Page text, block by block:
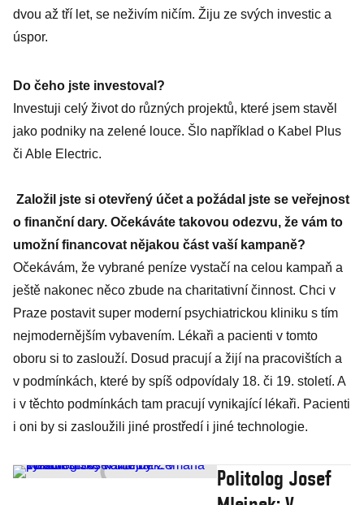
dvou až tří let, se neživím ničím. Žiju ze svých investic a
úspor.
Do čeho jste investoval?
Investuji celý život do různých projektů, které jsem stavěl
jako podniky na zelené louce. Šlo například o Kabel Plus
či Able Electric.
Založil jste si otevřený účet a požádal jste se veřejnost
o finanční dary. Očekáváte takovou odezvu, že vám to
umožní financovat nějakou část vaší kampaně?
Očekávám, že vybrané peníze vystačí na celou kampaň a
ještě nakonec něco zbude na charitativní činnost. Chci v
Praze postavit super moderní psychiatrickou kliniku s tím
nejmodernějším vybavením. Lékaři a pacienti v tomto
oboru si to zaslouží. Dosud pracují a žijí na pracovištích a
v podmínkách, které by spíš odpovídaly 18. či 19. století. A
i v těchto podmínkách tam pracují vynikající lékaři. Pacienti
i oni by si zasloužili jiné prostředí i jiné technologie.
Politolog Josef